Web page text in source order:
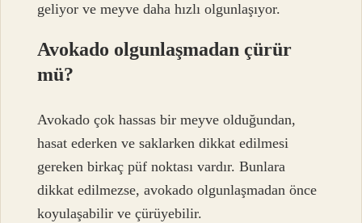
geliyor ve meyve daha hızlı olgunlaşıyor.
Avokado olgunlaşmadan çürür
mü?
Avokado çok hassas bir meyve olduğundan,
hasat ederken ve saklarken dikkat edilmesi
gereken birkaç püf noktası vardır. Bunlara
dikkat edilmezse, avokado olgunlaşmadan önce
koyulaşabilir ve çürüyebilir.